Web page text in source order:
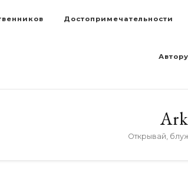
Достопримечательности
Открывай,